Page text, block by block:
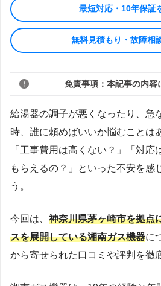
最短対応・10年保証
無料見積もり・故障相
免責事項：本記事の内容
給湯器の調子が悪くなったり、急
時、誰に頼めばいいか悩むことは
「工事費用は高くない？」「対応
もらえるの？」といった不安を感
う。
今回は、 神奈川県茅ヶ崎市を拠点
スを展開している湘南ガス機器に
から寄せられた口コミや評判を徹